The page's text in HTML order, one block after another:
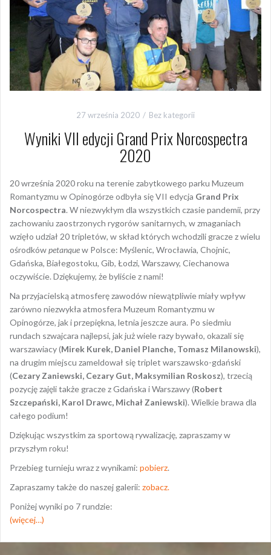
27 września 2020 Bez kategorii
Wyniki VII edycji Grand Prix Norcospectra
2020
20 września 2020 roku na terenie zabytkowego parku Muzeum
Romantyzmu w Opinogórze odbyła się VII edycja Grand Prix
Norcospectra. W niezwykłym dla wszystkich czasie pandemii, przy
zachowaniu zaostrzonych rygorów sanitarnych, w zmaganiach
wzięło udział 20 tripletów, w skład których wchodzili gracze z wielu
ośrodkówpetanquew Polsce: Myślenic, Wrocławia, Chojnic,
Gdańska, Białegostoku, Gib, Łodzi, Warszawy, Ciechanowa
oczywiście. Dziękujemy, że byliście z nami!
Na przyjacielską atmosferę zawodów niewątpliwie miały wpływ
zarówno niezwykła atmosfera Muzeum Romantyzmu w
Opinogórze, jak i przepiękna, letnia jeszcze aura. Po siedmiu
rundach szwajcara najlepsi, jak już wiele razy bywało, okazali się
warszawiacy (Mirek Kurek, Daniel Planche, Tomasz Milanowski),
na drugim miejscu zameldował się triplet warszawsko-gdański
(Cezary Zaniewski, Cezary Gut, Maksymilian Roskosz), trzecią
pozycję zajęli także gracze z Gdańska i Warszawy (Robert
Szczepański, Karol Drawc, Michał Zaniewski). Wielkie brawa dla
całego podium!
Dziękując wszystkim za sportową rywalizację, zapraszamy w
przyszłym roku!
Przebieg turnieju wraz z wynikami: pobierz.
Zapraszamy także do naszej galerii: zobacz.
Poniżej wyniki po 7 rundzie:
(więcej…)